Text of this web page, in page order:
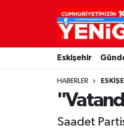
Eskişehir
HABERLER
Saadet
Nöbetçi Eczaneler
Hava Durumu
Süper Lig Puan Durumu